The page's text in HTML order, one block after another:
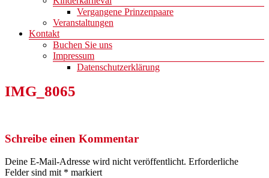
Vergangene Prinzenpaare
Veranstaltungen
Kontakt
Buchen Sie uns
Impressum
Datenschutzerklärung
IMG_8065
Schreibe einen Kommentar
Deine E-Mail-Adresse wird nicht veröffentlicht. Erforderliche
Felder sind mit * markiert